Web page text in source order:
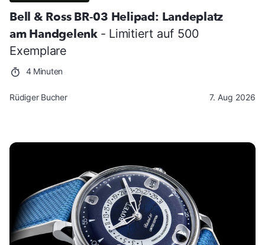
Bell & Ross BR-03 Helipad: Landeplatz
am Handgelenk - Limitiert auf 500
Exemplare
4 Minuten
Rüdiger Bucher 7. Aug 2026